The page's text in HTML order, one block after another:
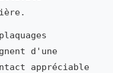
d'une
appréciable